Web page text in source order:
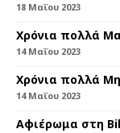
18 Μαΐου 2023
Χρόνια πολλά
14 Μαΐου 2023
Χρόνια πολλά
14 Μαΐου 2023
Αφιέρωμα στη